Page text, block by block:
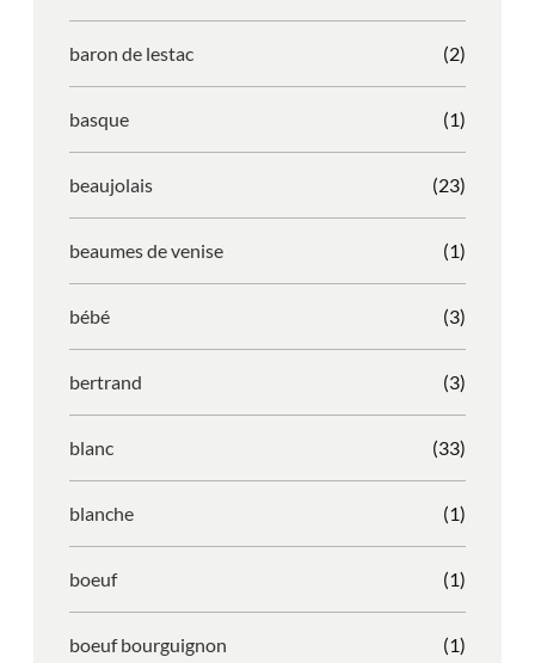
baron de lestac (2)
basque (1)
beaujolais (23)
beaumes de venise (1)
bébé (3)
bertrand (3)
blanc (33)
blanche (1)
boeuf (1)
boeuf bourguignon (1)